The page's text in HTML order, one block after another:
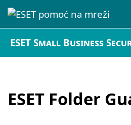
ESET Small Business
ESET Folder